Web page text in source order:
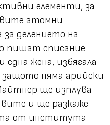
елементи, за
атомни
делението на
пишат списание
една жена, избягала
няма арийски
ще изплува
и ще разкаже
от института